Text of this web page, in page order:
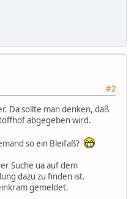
#2
Da sollte man denken, daß
abgegeben wird.
so ein Bleifaß?
Suche ua auf dem
dazu zu finden ist.
gemeldet.